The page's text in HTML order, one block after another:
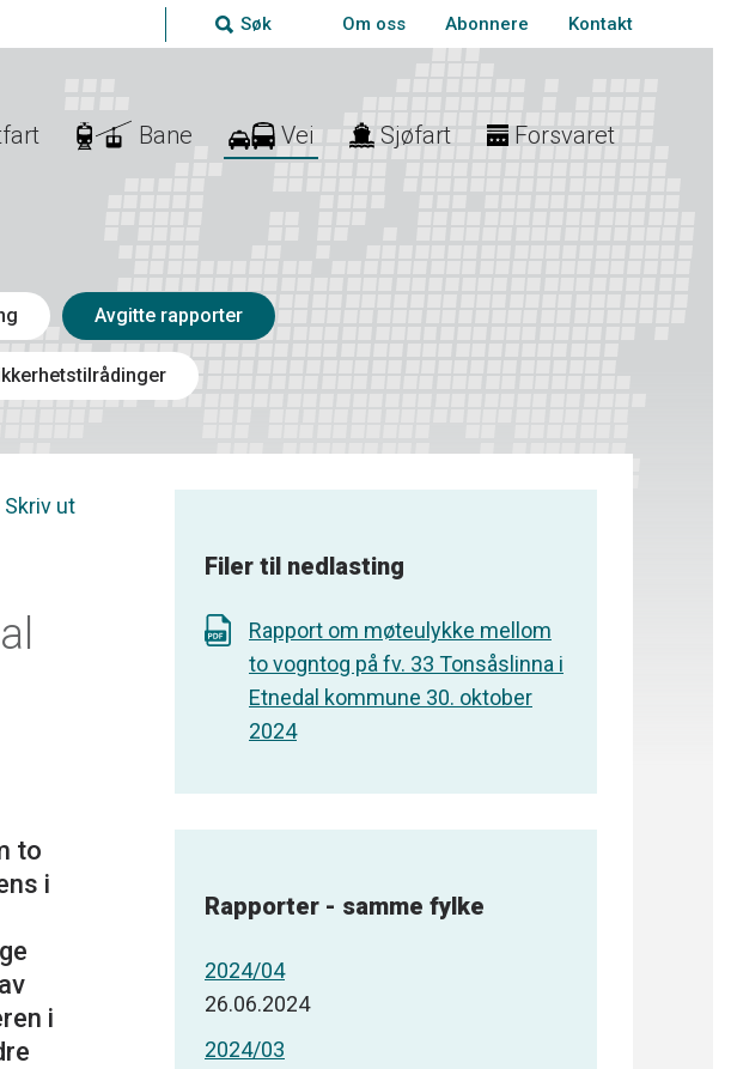
Søk Om oss Abonnere Kontakt
Bane Vei Sjøfart Forsvaret
Avgitte rapporter
Skriv ut
to
i
i
Filer til nedlasting
Rapport om møteulykke mellom
to vogntog på fv. 33 Tonsåslinna i
Etnedal kommune 30. oktober
2024
Rapporter - samme fylke
2024/04
26.06.2024
2024/03